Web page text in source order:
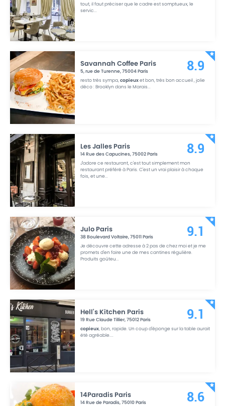
tout, il faut préciser que le cadre est somptueux, le
servic...
Savannah Coffee Paris
5, rue de Turenne,75004Paris
resto très sympa,copieuxet bon, très bon accueil , jolie
déco : Brooklyn dans le Marais...
8.9
Les Jalles Paris
14 Rue des Capucines,75002Paris
J'adore ce restaurant, c'est tout simplement mon
restaurant préféré à Paris. C'est un vrai plaisir à chaque
fois, et une...
8.9
Julo Paris
38 Boulevard Voltaire,75011Paris
Je découvre cette adresse à 2 pas de chez moi et je me
promets d'en faire une de mes cantines régulière.
Produits goûteu...
9.1
Hell's Kitchen Paris
19 Rue Claude Tillier,75012Paris
copieux, bon, rapide. Un coup d'éponge sur la table aurait
été agréable....
9.1
14Paradis Paris
14 Rue de Paradis,75010Paris
8.6